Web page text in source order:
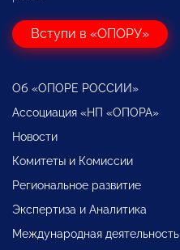
Вступи в «ОПОРУ»
Об «ОПОРЕ РОССИИ»
Ассоциация «НП «ОПОРА»
Новости
Комитеты и Комиссии
Региональное развитие
Экспертиза и Аналитика
Международная деятельность